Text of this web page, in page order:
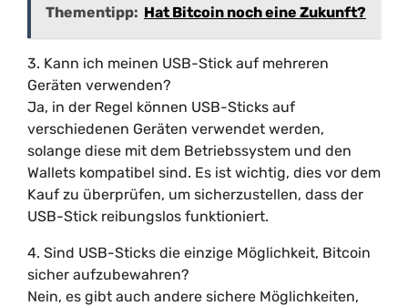
Thementipp: Hat Bitcoin noch eine Zukunft?
3. Kann ich meinen USB-Stick auf mehreren
Geräten verwenden?
Ja, in der Regel können USB-Sticks auf
verschiedenen Geräten verwendet werden,
solange diese mit dem Betriebssystem und den
Wallets kompatibel sind. Es ist wichtig, dies vor dem
Kauf zu überprüfen, um sicherzustellen, dass der
USB-Stick reibungslos funktioniert.
4. Sind USB-Sticks die einzige Möglichkeit, Bitcoin
sicher aufzubewahren?
Nein, es gibt auch andere sichere Möglichkeiten,